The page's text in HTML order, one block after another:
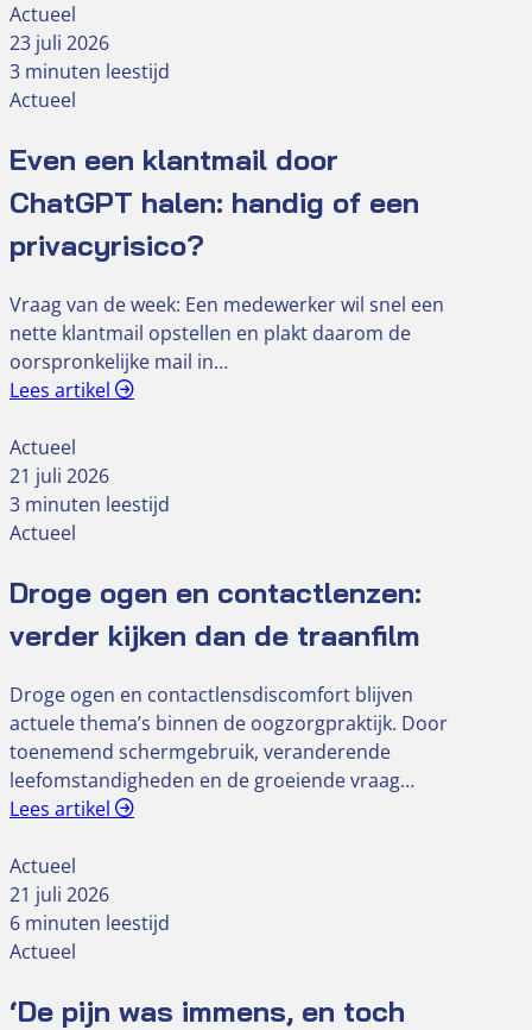
Actueel
23 juli 2026
3 minuten leestijd
Actueel
Even een klantmail door
ChatGPT halen: handig of een
privacyrisico?
Vraag van de week: Een medewerker wil snel een
nette klantmail opstellen en plakt daarom de
oorspronkelijke mail in…
Lees artikel
Actueel
21 juli 2026
3 minuten leestijd
Actueel
Droge ogen en contactlenzen:
verder kijken dan de traanfilm
Droge ogen en contactlensdiscomfort blijven
actuele thema’s binnen de oogzorgpraktijk. Door
toenemend schermgebruik, veranderende
leefomstandigheden en de groeiende vraag…
Lees artikel
Actueel
21 juli 2026
6 minuten leestijd
Actueel
‘De pijn was immens, en toch